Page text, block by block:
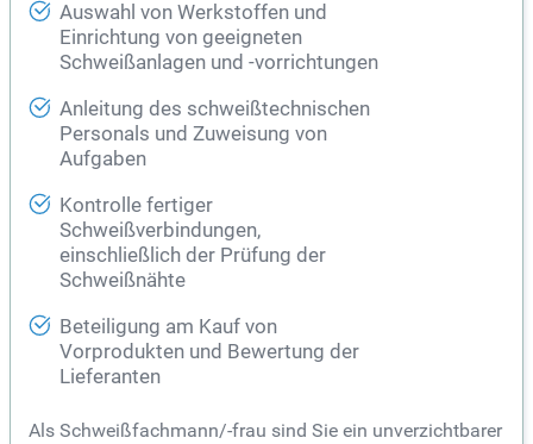
Auswahl von Werkstoffen und
Einrichtung von geeigneten
Schweißanlagen und -vorrichtungen
Anleitung des schweißtechnischen
Personals und Zuweisung von
Aufgaben
Kontrolle fertiger
Schweißverbindungen,
einschließlich der Prüfung der
Schweißnähte
Beteiligung am Kauf von
Vorprodukten und Bewertung der
Lieferanten
Als Schweißfachmann/-frau sind Sie ein unverzichtbarer